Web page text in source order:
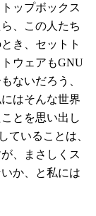
ップボックス
、この人たち
き、セットト
ウェアもGNU
ないだろう、
はそんな世界
とを思い出し
ていることは、
、まさしくス
か、と私には